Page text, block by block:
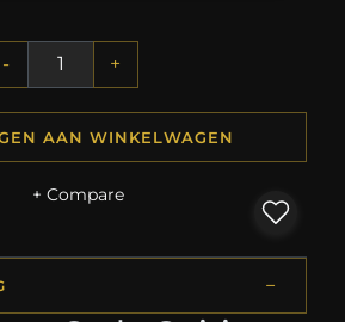
- +
AAN WINKELWAGEN
+ Compare